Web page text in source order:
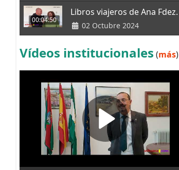
00:04:50
Libros viajeros de Ana Fdez.
02 Octubre 2024
Vídeos institucionales (más)